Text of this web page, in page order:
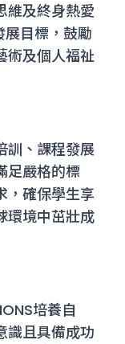
維及終身熱愛
展目標，鼓勵
術及個人福祉
訓、課程發展
足嚴格的標
，確保學生享
環境中茁壯成
培養自
識且具備成功